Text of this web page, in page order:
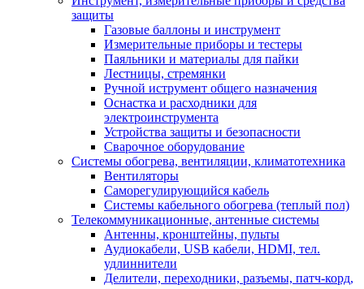
защиты
Газовые баллоны и инструмент
Измерительные приборы и тестеры
Паяльники и материалы для пайки
Лестницы, стремянки
Ручной иструмент общего назначения
Оснастка и расходники для
электроинструмента
Устройства защиты и безопасности
Сварочное оборудование
Системы обогрева, вентиляции, климатотехника
Вентиляторы
Саморегулирующийся кабель
Системы кабельного обогрева (теплый пол)
Телекоммуникационные, антенные системы
Антенны, кронштейны, пульты
Аудиокабели, USB кабели, HDMI, тел.
удлиннители
Делители, переходники, разъемы, патч-корд,